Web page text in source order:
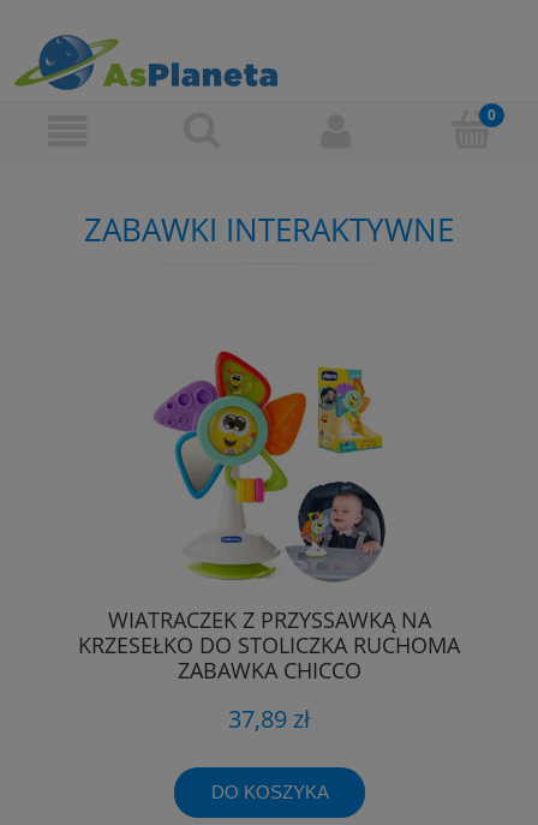
ZABAWKI INTERAKTYWNE
WIATRACZEK Z PRZYSSAWKĄ NA
KRZESEŁKO DO STOLICZKA RUCHOMA
ZABAWKA CHICCO
37,89 zł
DO KOSZYKA